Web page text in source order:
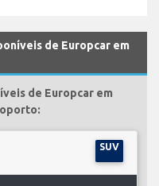
de Europcar em
de Europcar em
SUV